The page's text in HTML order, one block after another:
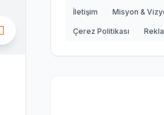
İletişim Misyon &
Çerez Politikası